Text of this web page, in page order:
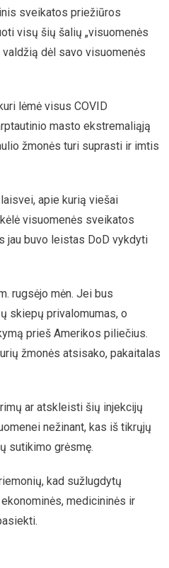
sveikatos priežiūros
visų šių šalių „visuomenės
dėl savo visuomenės
lėmė visus COVID
masto ekstremaliąją
žmonės turi suprasti ir imtis
apie kurią viešai
visuomenės sveikatos
jau buvo leistas DoD vykdyti
rugsėjo mėn. Jei bus
skiepų privalomumas, o
prieš Amerikos piliečius.
žmonės atsisako, pakaitalas
ar atskleisti šių injekcijų
nežinant, kas iš tikrųjų
sutikimo grėsmę.
kad sužlugdytų
medicininės ir